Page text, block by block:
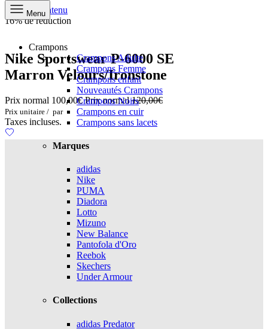
Aller au contenu
Menu
Crampons
Crampons Adulte
Crampons Femme
Crampons enfant
Nouveautés Crampons
Crampons Noirs
Crampons en cuir
Crampons sans lacets
Marques
adidas
Nike
PUMA
Diadora
Lotto
Mizuno
New Balance
Pantofola d'Oro
Reebok
Skechers
Under Armour
Collections
adidas Predator
16% de réduction
Nike Sportswear P-6000 SE
Marron Velours/Ironstone
Prix normal 100,00€Prix normal 120,00€
Prix unitaire / par
Taxes incluses.